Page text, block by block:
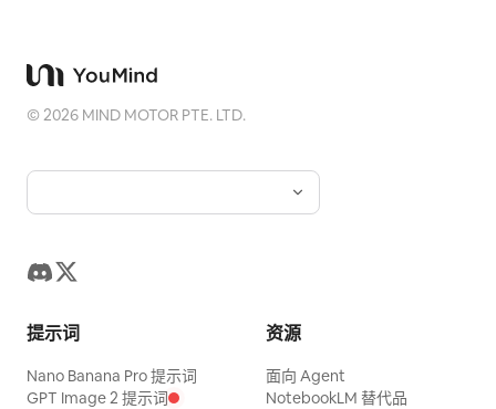
©2026 MIND MOTOR PTE. LTD.
提示词
Nano Banana Pro 提示词
GPT Image 2 提示词
资源
面向 Agent
NotebookLM 替代品